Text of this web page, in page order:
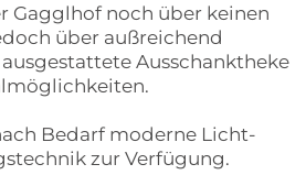
Gagglhof noch über keinen
über außreichend
Ausschanktheke
Bedarf moderne Licht-
zur Verfügung.